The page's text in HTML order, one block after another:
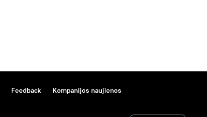
Feedback Kompanijos naujienos